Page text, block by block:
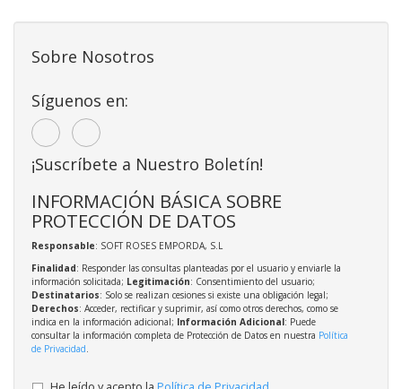
Sobre Nosotros
Síguenos en:
¡Suscríbete a Nuestro Boletín!
INFORMACIÓN BÁSICA SOBRE
PROTECCIÓN DE DATOS
Responsable: SOFT ROSES EMPORDA, S.L
Finalidad: Responder las consultas planteadas por el usuario y enviarle la
información solicitada; Legitimación: Consentimiento del usuario;
Destinatarios: Solo se realizan cesiones si existe una obligación legal;
Derechos: Acceder, rectificar y suprimir, así como otros derechos, como se
indica en la información adicional; Información Adicional: Puede
consultar la información completa de Protección de Datos en nuestra Política
de Privacidad